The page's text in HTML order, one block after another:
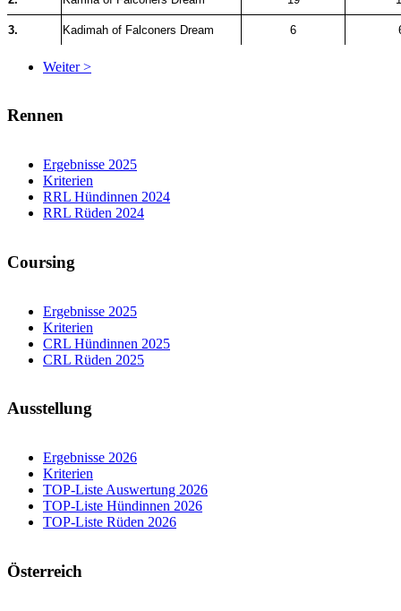
3. Kadimah of Falconers Dream 6
Weiter >
Rennen
Ergebnisse 2025
Kriterien
RRL Hündinnen 2024
RRL Rüden 2024
Coursing
Ergebnisse 2025
Kriterien
CRL Hündinnen 2025
CRL Rüden 2025
Ausstellung
Ergebnisse 2026
Kriterien
TOP-Liste Auswertung 2026
TOP-Liste Hündinnen 2026
TOP-Liste Rüden 2026
Österreich